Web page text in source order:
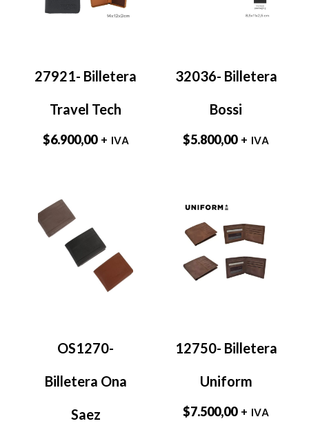
27921- Billetera
Travel Tech
$6.900,00 + IVA
32036- Billetera
Bossi
$5.800,00 + IVA
OS1270-
Billetera Ona
Saez
12750- Billetera
Uniform
$7.500,00 + IVA